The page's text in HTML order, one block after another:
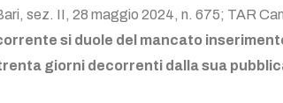
sez. II, 28 maggio 2024, n. 675; TAR
si duole del mancato
trenta giorni decorrenti dalla sua